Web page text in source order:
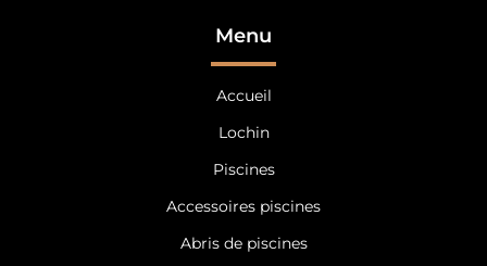
Menu
Accueil
Lochin
Piscines
Accessoires piscines
Abris de piscines